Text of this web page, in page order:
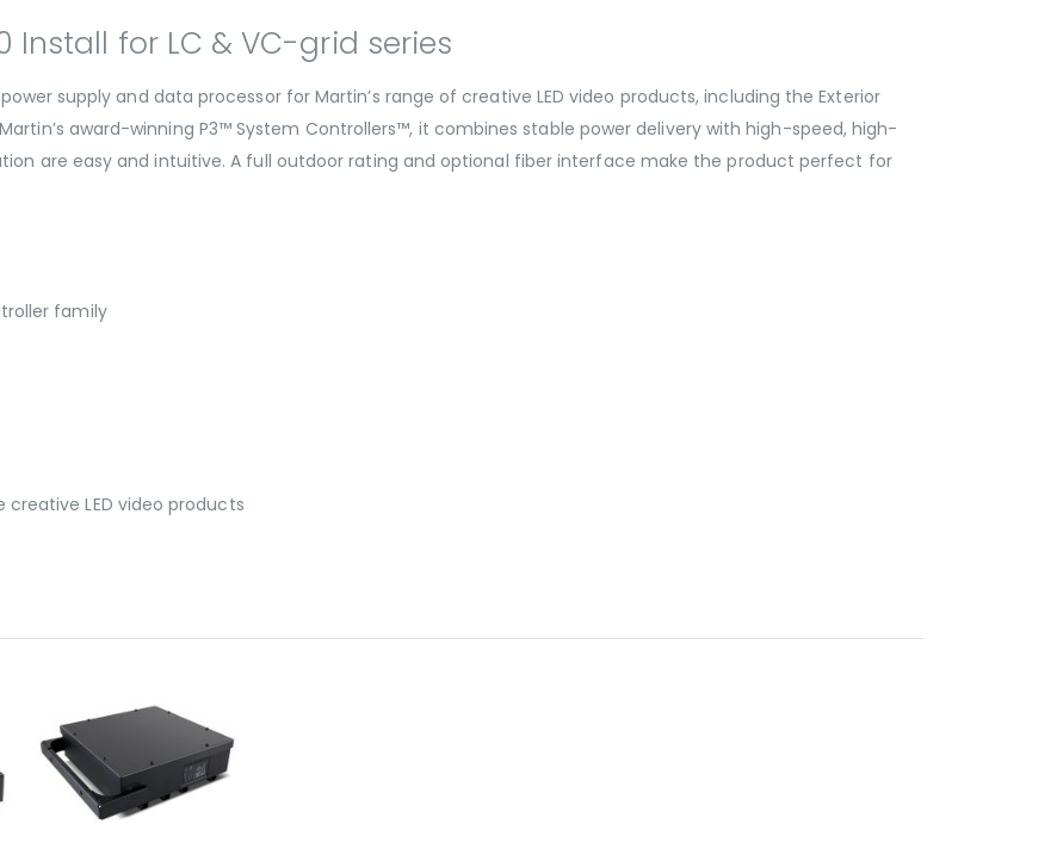
Install for LC & VC-grid series
supply and data processor for Martin’s range of creative LED video products, including the Exterior
award-winning P3™ System Controllers™, it combines stable power delivery with high-speed, high-
are easy and intuitive. A full outdoor rating and optional fiber interface make the product perfect for
family
LED video products